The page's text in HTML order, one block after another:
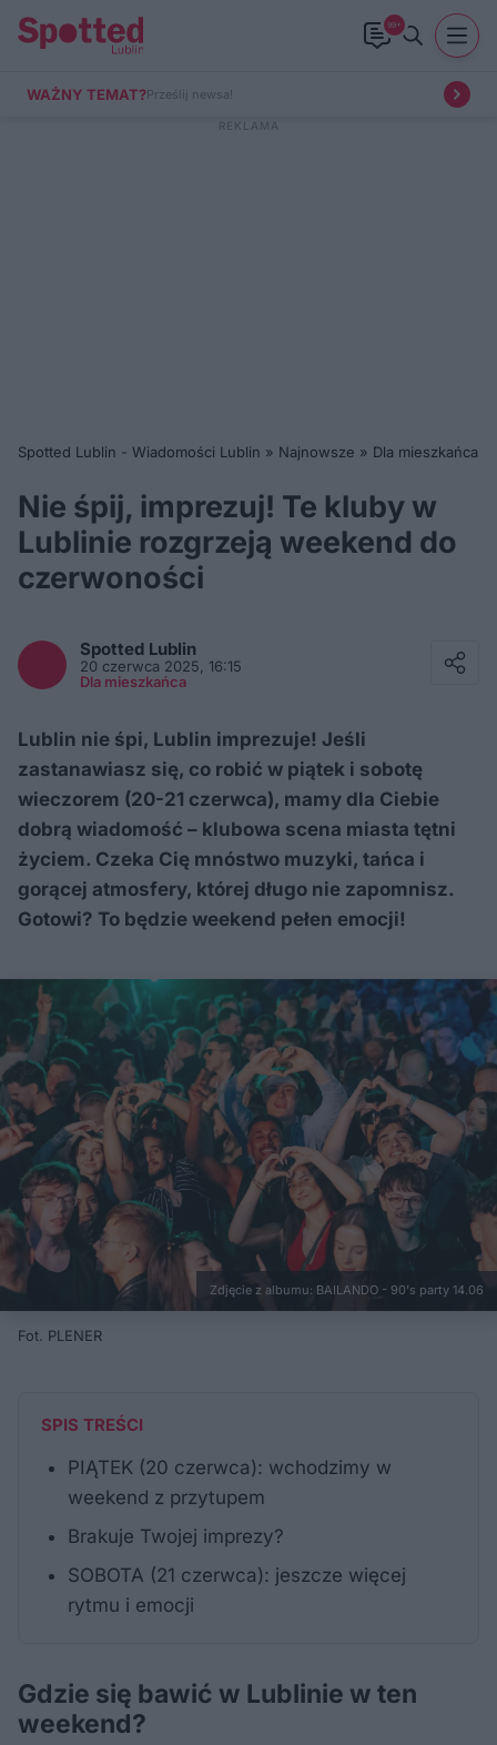
99+
WAŻNY TEMAT?Prześlij newsa!
Spotted Lublin - Wiadomości Lublin » Najnowsze » Dla mieszkańca
Nie śpij, imprezuj! Te kluby w
Lublinie rozgrzeją weekend do
czerwoności
Spotted Lublin
20 czerwca 2025, 16:15
Dla mieszkańca
Lublin nie śpi, Lublin imprezuje! Jeśli
zastanawiasz się, co robić w piątek i sobotę
wieczorem (20-21 czerwca), mamy dla Ciebie
dobrą wiadomość – klubowa scena miasta tętni
życiem. Czeka Cię mnóstwo muzyki, tańca i
gorącej atmosfery, której długo nie zapomnisz.
Gotowi? To będzie weekend pełen emocji!
Zdjęcie z albumu: BAILANDO - 90's party 14.06
Fot. PLENER
SPIS TREŚCI
PIĄTEK (20 czerwca): wchodzimy w
weekend z przytupem
Brakuje Twojej imprezy?
SOBOTA (21 czerwca): jeszcze więcej
rytmu i emocji
Gdzie się bawić w Lublinie w ten
weekend?